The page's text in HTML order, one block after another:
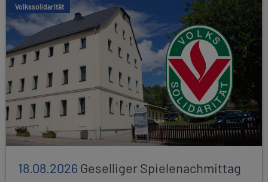
Volkssolidarität
18.08.2026Geselliger Spielenachmittag